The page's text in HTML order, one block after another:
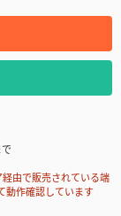
由で販売されている端
動作確認しています